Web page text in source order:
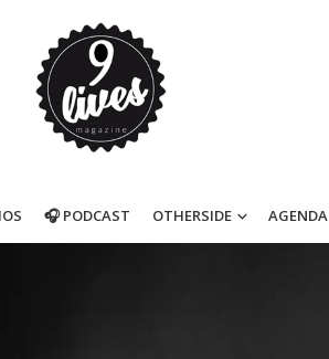
🎧 PODCAST OTHERSIDE AGENDA